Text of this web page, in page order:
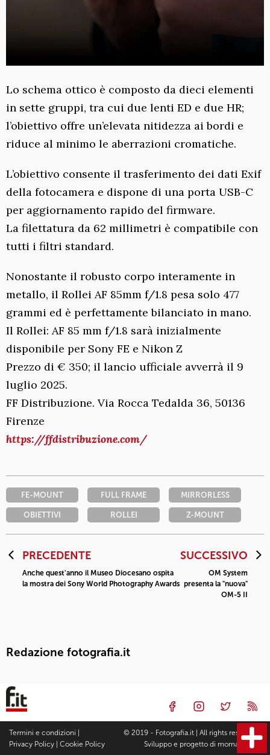
Lo schema ottico è composto da dieci elementi
in sette gruppi, tra cui due lenti ED e due HR;
l’obiettivo offre un’elevata nitidezza ai bordi e
riduce al minimo le aberrazioni cromatiche.
L’obiettivo consente il trasferimento dei dati Exif
della fotocamera e dispone di una porta USB-C
per aggiornamento rapido del firmware.
La filettatura da 62 millimetri è compatibile con
tutti i filtri standard.
Nonostante il robusto corpo interamente in
metallo, il Rollei AF 85mm f/1.8 pesa solo 477
grammi ed è perfettamente bilanciato in mano.
Il Rollei: AF 85 mm f/1.8 sarà inizialmente
disponibile per Sony FE e Nikon Z
Prezzo di € 350; il lancio ufficiale avverrà il 9
luglio 2025.
FF Distribuzione. Via Rocca Tedalda 36, 50136
Firenze
https://ffdistribuzione.com/
FE-MOUNT FULL FRAME MIRRORLESS
OBIETTIVI ROLLEI Z-MOUNT
PRECEDENTE
Anche quest'anno il Museo Diocesano ospita
la mostra dei Sony World Photography Awards
SUCCESSIVO
OM System
presenta la "nuova"
OM-5 II
Redazione fotografia.it
Termini e condizioni
Privacy Policy
Cookie Policy
© 2019 - Fotografia.it | All rights reserved |
Sviluppo e progetto di moma Studio